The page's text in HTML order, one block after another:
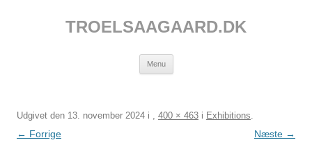
TROELSAAGAARD.DK
Menu
Udgivet den 13. november 2024 i , 400 × 463 i Exhibitions.
← Forrige Næste →